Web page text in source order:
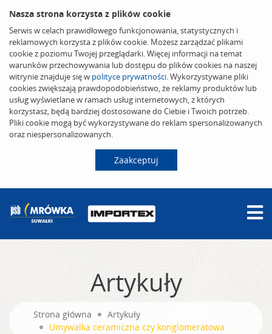
Nasza strona korzysta z plików cookie
Serwis w celach prawidłowego funkcjonowania, statystycznych i
reklamowych korzysta z plików cookie. Możesz zarządzać plikami
cookie z poziomu Twojej przeglądarki. Więcej informacji na temat
warunków przechowywania lub dostępu do plików cookies na naszej
witrynie znajduje się w polityce prywatności. Wykorzystywane pliki
cookies zwiększają prawdopodobieństwo, że reklamy produktów lub
usług wyświetlane w ramach usług internetowych, z których
korzystasz, będą bardziej dostosowane do Ciebie i Twoich potrzeb.
Pliki cookie mogą być wykorzystywane do reklam spersonalizowanych
oraz niespersonalizowanych.
Zaakceptuj
Artykuły
Strona główna
Artykuły
Umywalka ceramiczna czy konglomeratowa